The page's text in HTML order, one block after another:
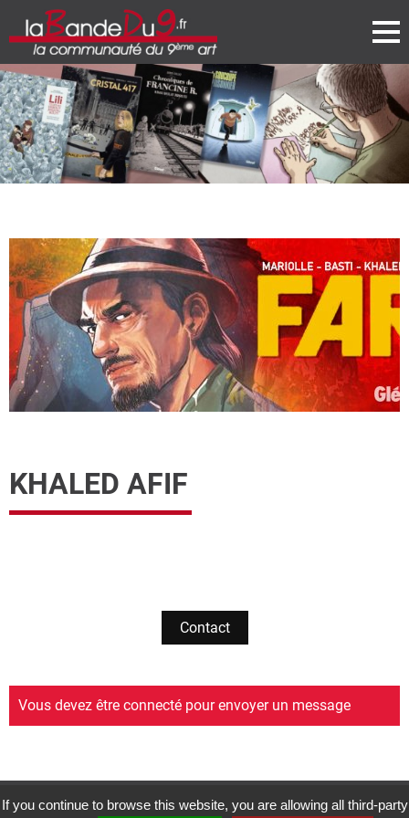
KHALED AFIF
Contact
Vous devez être connecté pour envoyer un message
If you continue to browse this website, you are allowing all third-party